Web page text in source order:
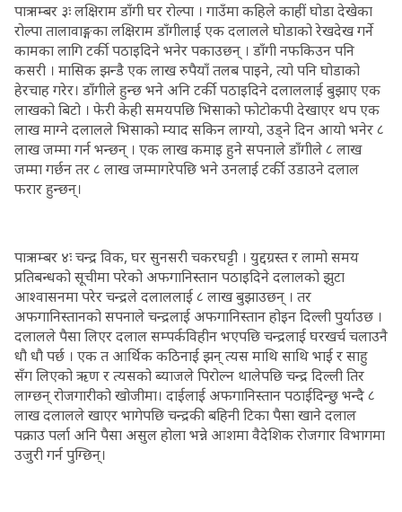
पात्र नम्बर ३ः लक्षिराम डाँगी घर रोल्पा । गाउँमा कहिले काहीं घोडा देखेका
रोल्पा तालावाङ्गका लक्षिराम डाँगीलाई एक दलालले घोडाको रेखदेख गर्ने
कामका लागि टर्की पठाइदिने भनेर पकाउछन् । डाँगी नफकिउन पनि
कसरी । मासिक झन्डै एक लाख रुपैयाँ तलब पाइने, त्यो पनि घोडाको
हेरचाह गरेर। डाँगीले हुन्छ भने अनि टर्की पठाइदिने दलाललाई बुझाए एक
लाखको बिटो । फेरी केही समयपछि भिसाको फोटोकपी देखाएर थप एक
लाख माग्ने दलालले भिसाको म्याद सकिन लाग्यो, उड्ने दिन आयो भनेर ८
लाख जम्मा गर्न भन्छन् । एक लाख कमाइ हुने सपनाले डाँगीले ८ लाख
जम्मा गर्छन तर ८ लाख जम्मागरेपछि भने उनलाई टर्की उडाउने दलाल
फरार हुन्छन्।
पात्र नम्बर ४ः चन्द्र विक, घर सुनसरी चकरघट्टी । युद्दग्रस्त र लामो समय
प्रतिबन्धको सूचीमा परेको अफगानिस्तान पठाइदिने दलालको झुटा
आश्वासनमा परेर चन्द्रले दलाललाई ८ लाख बुझाउछन् । तर
अफगानिस्तानको सपनाले चन्द्रलाई अफगानिस्तान होइन दिल्ली पुर्याउछ ।
दलालले पैसा लिएर दलाल सम्पर्कविहीन भएपछि चन्द्रलाई घरखर्च चलाउनै
धौ धौ पर्छ । एक त आर्थिक कठिनाई झन् त्यस माथि साथि भाई र साहु
सँग लिएको ऋण र त्यसको ब्याजले पिरोल्न थालेपछि चन्द्र दिल्ली तिर
लाग्छन् रोजगारीको खोजीमा। दाईलाई अफगानिस्तान पठाईदिन्छु भन्दै ८
लाख दलालले खाएर भागेपछि चन्द्रकी बहिनी टिका पैसा खाने दलाल
पक्राउ पर्ला अनि पैसा असुल होला भन्ने आशमा वैदेशिक रोजगार विभागमा
उजुरी गर्न पुग्छिन्।